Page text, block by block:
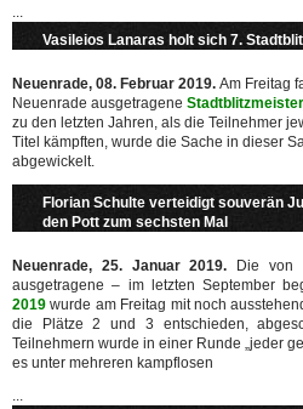
...
Vasileios Lanaras holt sich 7.
Neuenrade, 08. Februar 2019. Am Freitag
Neuenrade ausgetragene
zu den letzten Jahren, als die Teilnehmer
Titel kämpften, wurde die Sache in dieser
abgewickelt.
Florian Schulte verteidigt souverän
den Pott zum sechsten Mal
Neuenrade, 25. Januar 2019. Die von
ausgetragene – im letzten September
2019 wurde am Freitag mit noch
die Plätze 2 und 3 entschieden,
Teilnehmern wurde in einer Runde „jeder
es unter mehreren kampflosen
...